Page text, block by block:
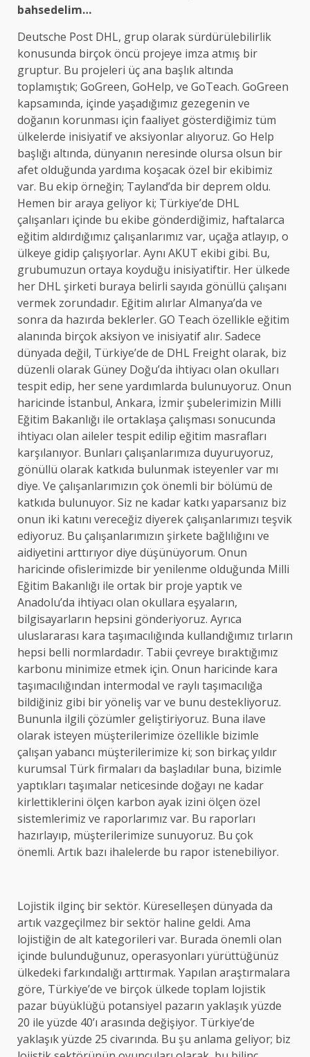
bahsedelim…
Deutsche Post DHL, grup olarak sürdürülebilirlik
konusunda birçok öncü projeye imza atmış bir
gruptur. Bu projeleri üç ana başlık altında
toplamıştık; GoGreen, GoHelp, ve GoTeach. GoGreen
kapsamında, içinde yaşadığımız gezegenin ve
doğanın korunması için faaliyet gösterdiğimiz tüm
ülkelerde inisiyatif ve aksiyonlar alıyoruz. Go Help
başlığı altında, dünyanın neresinde olursa olsun bir
afet olduğunda yardıma koşacak özel bir ekibimiz
var. Bu ekip örneğin; Tayland’da bir deprem oldu.
Hemen bir araya geliyor ki; Türkiye’de DHL
çalışanları içinde bu ekibe gönderdiğimiz, haftalarca
eğitim aldırdığımız çalışanlarımız var, uçağa atlayıp, o
ülkeye gidip çalışıyorlar. Aynı AKUT ekibi gibi. Bu,
grubumuzun ortaya koyduğu inisiyatiftir. Her ülkede
her DHL şirketi buraya belirli sayıda gönüllü çalışanı
vermek zorundadır. Eğitim alırlar Almanya’da ve
sonra da hazırda beklerler. GO Teach özellikle eğitim
alanında birçok aksiyon ve inisiyatif alır. Sadece
dünyada değil, Türkiye’de de DHL Freight olarak, biz
düzenli olarak Güney Doğu’da ihtiyacı olan okulları
tespit edip, her sene yardımlarda bulunuyoruz. Onun
haricinde İstanbul, Ankara, İzmir şubelerimizin Milli
Eğitim Bakanlığı ile ortaklaşa çalışması sonucunda
ihtiyacı olan aileler tespit edilip eğitim masrafları
karşılanıyor. Bunları çalışanlarımıza duyuruyoruz,
gönüllü olarak katkıda bulunmak isteyenler var mı
diye. Ve çalışanlarımızın çok önemli bir bölümü de
katkıda bulunuyor. Siz ne kadar katkı yaparsanız biz
onun iki katını vereceğiz diyerek çalışanlarımızı teşvik
ediyoruz. Bu çalışanlarımızın şirkete bağlılığını ve
aidiyetini arttırıyor diye düşünüyorum. Onun
haricinde ofislerimizde bir yenilenme olduğunda Milli
Eğitim Bakanlığı ile ortak bir proje yaptık ve
Anadolu’da ihtiyacı olan okullara eşyaların,
bilgisayarların hepsini gönderiyoruz. Ayrıca
uluslararası kara taşımacılığında kullandığımız tırların
hepsi belli normlardadır. Tabii çevreye bıraktığımız
karbonu minimize etmek için. Onun haricinde kara
taşımacılığından intermodal ve raylı taşımacılığa
bildiğiniz gibi bir yöneliş var ve bunu destekliyoruz.
Bununla ilgili çözümler geliştiriyoruz. Buna ilave
olarak isteyen müşterilerimize özellikle bizimle
çalışan yabancı müşterilerimize ki; son birkaç yıldır
kurumsal Türk firmaları da başladılar buna, bizimle
yaptıkları taşımalar neticesinde doğayı ne kadar
kirlettiklerini ölçen karbon ayak izini ölçen özel
sistemlerimiz ve raporlarımız var. Bu raporları
hazırlayıp, müşterilerimize sunuyoruz. Bu çok
önemli. Artık bazı ihalelerde bu rapor istenebiliyor.
Lojistik ilginç bir sektör. Küreselleşen dünyada da
artık vazgeçilmez bir sektör haline geldi. Ama
lojistiğin de alt kategorileri var. Burada önemli olan
içinde bulunduğunuz, operasyonları yürüttüğünüz
ülkedeki farkındalığı arttırmak. Yapılan araştırmalara
göre, Türkiye’de ve birçok ülkede toplam lojistik
pazar büyüklüğü potansiyel pazarın yaklaşık yüzde
20 ile yüzde 40’ı arasında değişiyor. Türkiye’de
yaklaşık yüzde 25 civarında. Bu şu anlama geliyor; biz